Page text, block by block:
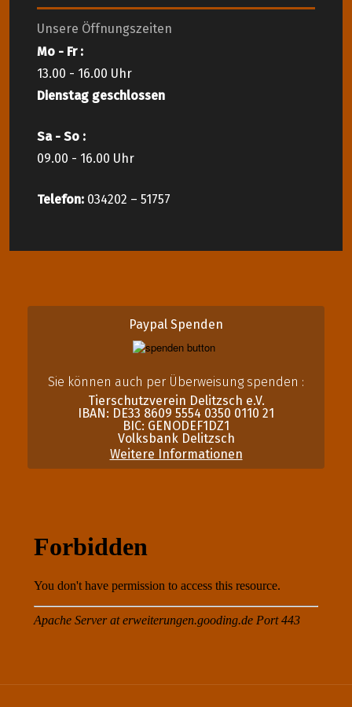
Unsere Öffnungszeiten
Mo - Fr :
13.00 - 16.00 Uhr
Dienstag geschlossen
Sa - So :
09.00 - 16.00 Uhr
Telefon: 034202 – 51757
Paypal Spenden
Sie können auch per Überweisung spenden :
Tierschutzverein Delitzsch e.V.
IBAN: DE33 8609 5554 0350 0110 21
BIC: GENODEF1DZ1
Volksbank Delitzsch
Weitere Informationen